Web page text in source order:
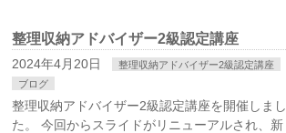
整理収納アドバイザー2級認定講座
2024年4月20日
整理収納アドバイザー2級認定講座
ブログ
整理収納アドバイザー2級認定講座を開催しまし
た。 今回からスライドがリニューアルされ、新